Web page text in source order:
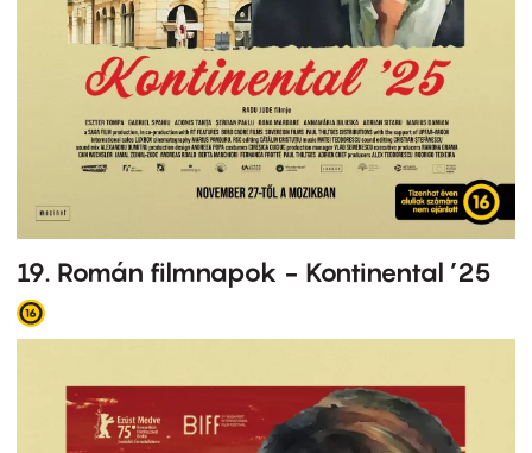
19. Román filmnapok - Kontinental ’25